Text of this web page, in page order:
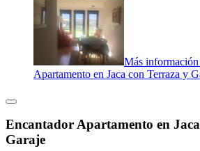
Más
Apartamento en Jaca con Terraza y
Encantador Apartamento en
Garaje